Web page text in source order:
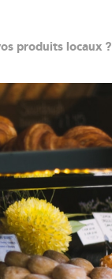
produits locaux ?